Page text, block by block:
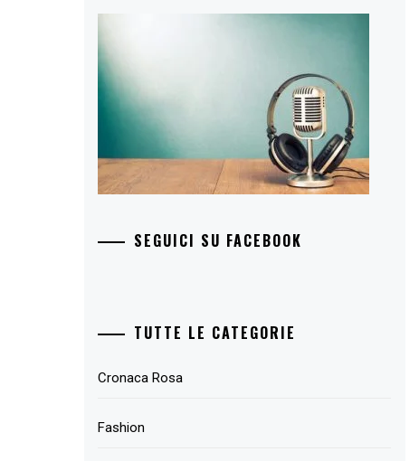
SEGUICI SU FACEBOOK
TUTTE LE CATEGORIE
Cronaca Rosa
Fashion